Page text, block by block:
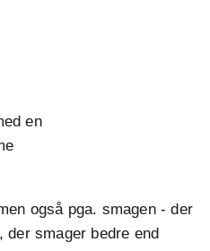
en
også pga. smagen - der
der smager bedre end